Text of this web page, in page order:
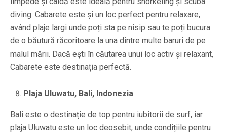
diving. Cabarete este și un loc perfect pentru relaxare,
având plaje largi unde poți sta pe nisip sau te poți bucura
de o băutură răcoritoare la una dintre multe baruri de pe
malul mării. Dacă ești în căutarea unui loc activ și relaxant,
Cabarete este destinația perfectă.
Plaja Uluwatu, Bali, Indonezia
Bali este o destinație de top pentru iubitorii de surf, iar
plaja Uluwatu este un loc deosebit, unde condițiile pentru